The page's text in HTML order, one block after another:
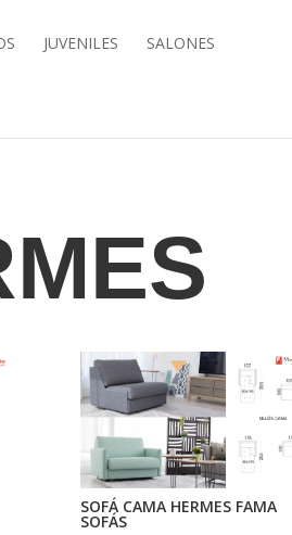
JUVENILES SALONES
SOFÁ CAMA HERMES FAMA
SOFÁS